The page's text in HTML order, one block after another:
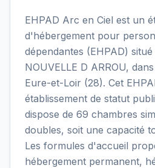
EHPAD Arc en Ciel est un
d'hébergement pour
dépendantes (EHPAD)
NOUVELLE D ARROU,
Eure-et-Loir (28). Cet
établissement de statut
dispose de 69 chambres
doubles, soit une capacité
Les formules d'accueil
hébergement permanent,